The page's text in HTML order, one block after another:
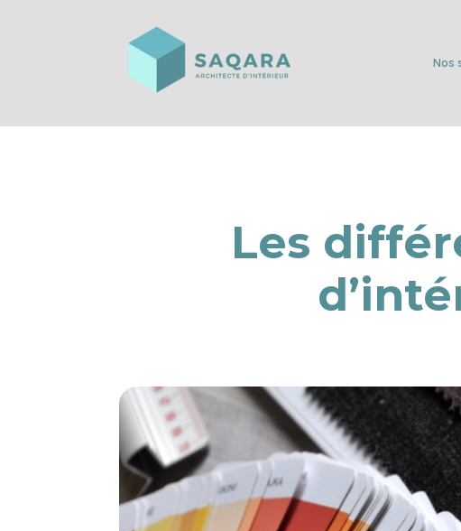
Nos
Les